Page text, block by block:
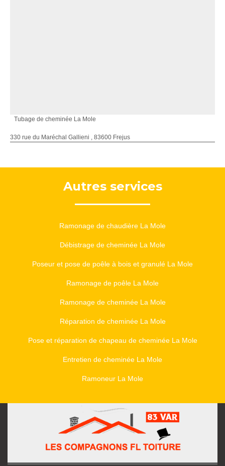
Tubage de cheminée La Mole
330 rue du Maréchal Gallieni , 83600 Frejus
Autres services
Ramonage de chaudière La Mole
Débistrage de cheminée La Mole
Poseur et pose de poêle à bois et granulé La Mole
Ramonage de poêle La Mole
Ramonage de cheminée La Mole
Réparation de cheminée La Mole
Pose et réparation de chapeau de cheminée La Mole
Entretien de cheminée La Mole
Ramoneur La Mole